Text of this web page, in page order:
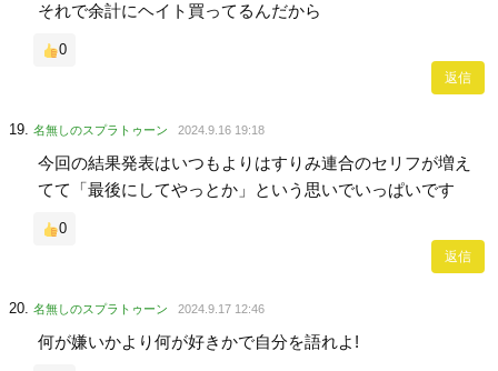
それで余計にヘイト買ってるんだから
0
返信
名無しのスプラトゥーン 2024.9.16 19:18
今回の結果発表はいつもよりはすりみ連合のセリフが増え
てて「最後にしてやっとか」という思いでいっぱいです
0
返信
名無しのスプラトゥーン 2024.9.17 12:46
何が嫌いかより何が好きかで自分を語れよ!